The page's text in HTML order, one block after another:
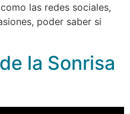
las redes sociales,
poder saber si
la Sonrisa